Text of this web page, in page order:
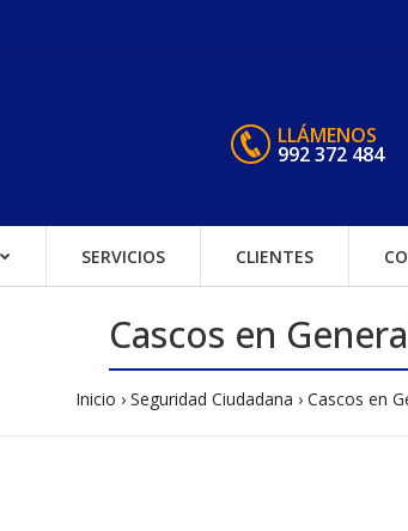
LLÁMENOS
992 372 484
SERVICIOS CLIENTES
Cascos en
Inicio Seguridad Ciudadana Cascos en